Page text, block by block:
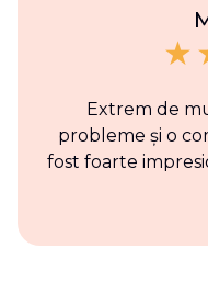
Extrem de
probleme și o
fost foarte